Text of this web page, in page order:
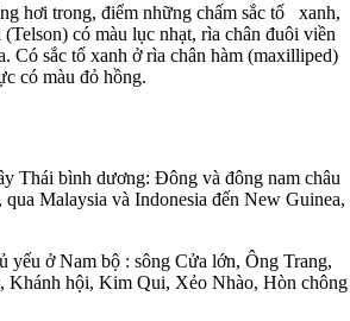
hơi trong, điểm những chấm sắc tố xanh,
có màu lục nhạt, rìa chân đuôi viền
Có sắc tố xanh ở rìa chân hàm (maxilliped)
có màu đỏ hồng.
Thái bình dương: Đông và đông nam châu
Malaysia và Indonesia đến New Guinea,
yếu ở Nam bộ : sông Cửa lớn, Ông Trang,
Khánh hội, Kim Qui, Xẻo Nhào, Hòn chông